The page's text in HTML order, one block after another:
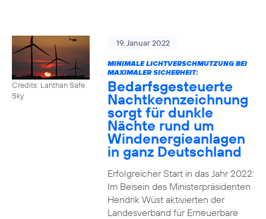
Credits: Lanthan Safe
Sky
19. Januar 2022
MINIMALE LICHTVERSCHMUTZUNG BEI
MAXIMALER SICHERHEIT:
Bedarfsgesteuerte
Nachtkennzeichnung
sorgt für dunkle
Nächte rund um
Windenergieanlagen
in ganz Deutschland
Erfolgreicher Start in das Jahr 2022:
Im Beisein des Ministerpräsidenten
Hendrik Wüst aktivierten der
Landesverband für Erneuerbare